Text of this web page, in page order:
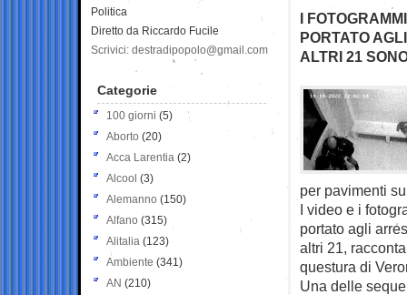
I
PORTATO
ALTRI 21
per pavimenti
I video e i
portato agli
altri 21,
questura di
Una delle
Politica
Diretto da Riccardo Fucile
Scrivici: destradipopolo@gmail.com
Categorie
100 giorni (5)
Aborto (20)
Acca Larentia (2)
Alcool (3)
Alemanno (150)
Alfano (315)
Alitalia (123)
Ambiente (341)
AN (210)